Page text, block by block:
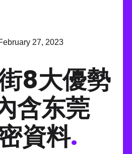
27, 2023
8大優勢
含东莞
資料.